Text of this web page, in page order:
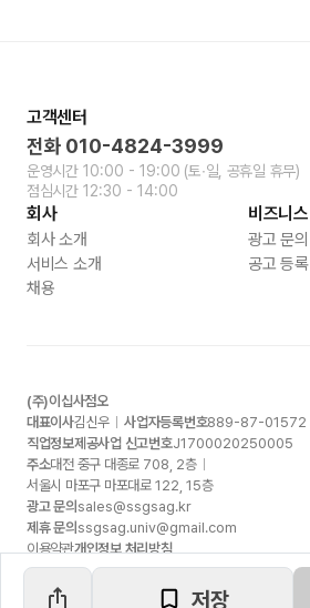
저장
고객센터
전화 010-4824-3999
운영시간 10:00 - 19:00 (토∙일, 공휴일 휴무)
점심시간 12:30 - 14:00
회사
회사 소개
서비스 소개
채용
비즈니스
광고 문의
공고 등록
(주)이십사점오
대표이사김신우 사업자등록번호889-87-01572
직업정보제공사업 신고번호J1700020250005
주소대전 중구 대종로 708, 2층
서울시 마포구 마포대로 122, 15층
광고 문의 sales@ssgsag.kr
제휴 문의 ssgsag.univ@gmail.com
이용약관개인정보 처리방침